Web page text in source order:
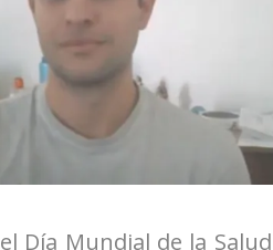
Día Mundial de la